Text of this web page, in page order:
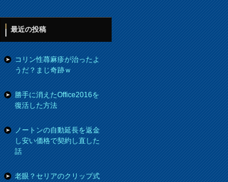
最近の投稿
コリン性蕁麻疹が治ったよ
うだ？まじ奇跡ｗ
勝手に消えたOffice2016を
復活した方法
ノートンの自動延長を返金
し安い価格で契約し直した
話
老眼？セリアのクリップ式